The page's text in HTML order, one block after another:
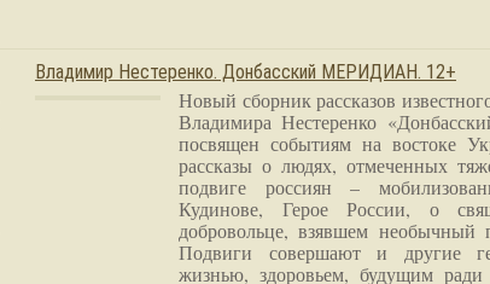
Владимир Нестеренко. Донбасский МЕРИДИАН. 12+
Новый сборник рассказов
Владимира Нестеренко
посвящен событиям на востоке
рассказы о людях, отмеченных
подвиге россиян –
Кудинове, Герое России, о
добровольце, взявшем необычный
Подвиги совершают и другие
жизнью, здоровьем, будущим